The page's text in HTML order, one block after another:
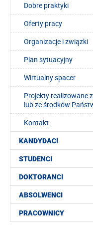
Dobre praktyki
Oferty pracy
Organizacje i związki
Plan sytuacyjny
Wirtualny spacer
Projekty realizowane
lub ze środków
Kontakt
KANDYDACI
STUDENCI
DOKTORANCI
ABSOLWENCI
PRACOWNICY